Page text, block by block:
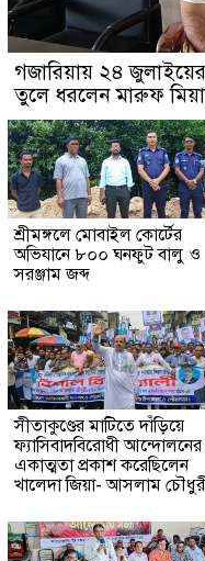
গজারিয়ায় ২৪
তুলে ধরলেন মারুফ
শ্রীমঙ্গলে মোবাইল কোর্টের
অভিযানে ৮০০ ঘনফুট বালু ও
সরঞ্জাম জব্দ
সীতাকুণ্ডের মাটিতে দাঁড়িয়ে
ফ্যাসিবাদবিরোধী আন্দোলনের
একাত্মতা প্রকাশ করেছিলেন
খালেদা জিয়া- আসলাম